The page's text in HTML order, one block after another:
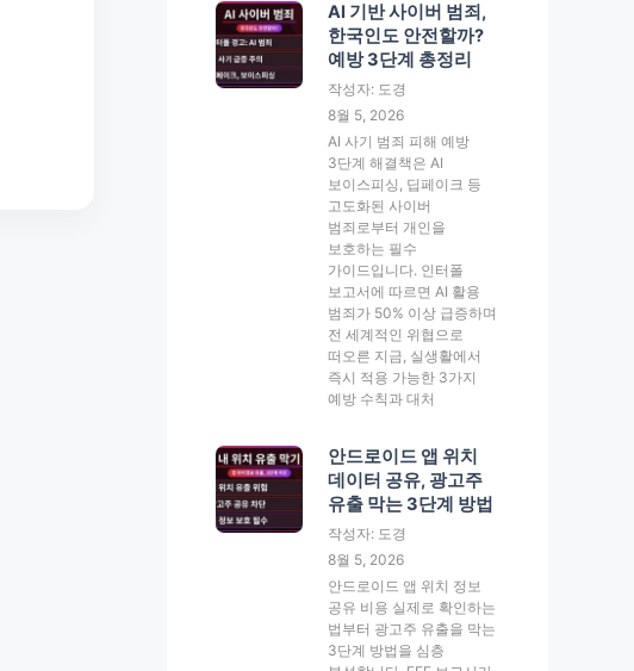
AI 기반 사이버 범죄,
한국인도 안전할까?
예방 3단계 총정리
작성자: 도경
8월 5, 2026
AI 사기 범죄 피해 예방
3단계 해결책은 AI
보이스피싱, 딥페이크 등
고도화된 사이버
범죄로부터 개인을
보호하는 필수
가이드입니다. 인터폴
보고서에 따르면 AI 활용
범죄가 50% 이상 급증하며
전 세계적인 위협으로
떠오른 지금, 실생활에서
즉시 적용 가능한 3가지
예방 수칙과 대처
안드로이드 앱 위치
데이터 공유, 광고주
유출 막는 3단계 방법
작성자: 도경
8월 5, 2026
안드로이드 앱 위치 정보
공유 비용 실제로 확인하는
법부터 광고주 유출을 막는
3단계 방법을 심층